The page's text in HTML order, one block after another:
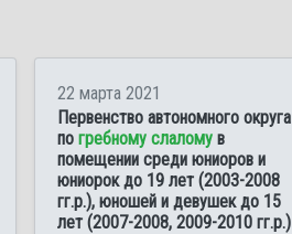
22 марта 2021
Первенство автономного округа
по гребному слалому в
помещении среди юниоров и
юниорок до 19 лет (2003-2008
гг.р.), юношей и девушек до 15
лет (2007-2008, 2009-2010 гг.р.)